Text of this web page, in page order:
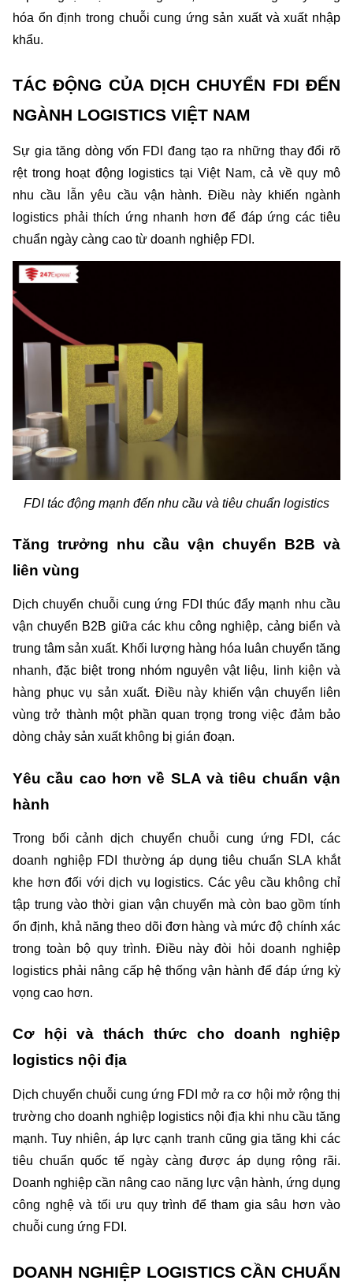
hóa ổn định trong chuỗi cung ứng sản xuất và xuất nhập
khẩu.
TÁC ĐỘNG CỦA DỊCH CHUYỂN FDI ĐẾN
NGÀNH LOGISTICS VIỆT NAM
Sự gia tăng dòng vốn FDI đang tạo ra những thay đổi rõ
rệt trong hoạt động logistics tại Việt Nam, cả về quy mô
nhu cầu lẫn yêu cầu vận hành. Điều này khiến ngành
logistics phải thích ứng nhanh hơn để đáp ứng các tiêu
chuẩn ngày càng cao từ doanh nghiệp FDI.
FDI tác động mạnh đến nhu cầu và tiêu chuẩn logistics
Tăng trưởng nhu cầu vận chuyển B2B và
liên vùng
Dịch chuyển chuỗi cung ứng FDI thúc đẩy mạnh nhu cầu
vận chuyển B2B giữa các khu công nghiệp, cảng biển và
trung tâm sản xuất. Khối lượng hàng hóa luân chuyển tăng
nhanh, đặc biệt trong nhóm nguyên vật liệu, linh kiện và
hàng phục vụ sản xuất. Điều này khiến vận chuyển liên
vùng trở thành một phần quan trọng trong việc đảm bảo
dòng chảy sản xuất không bị gián đoạn.
Yêu cầu cao hơn về SLA và tiêu chuẩn vận
hành
Trong bối cảnh dịch chuyển chuỗi cung ứng FDI, các
doanh nghiệp FDI thường áp dụng tiêu chuẩn SLA khắt
khe hơn đối với dịch vụ logistics. Các yêu cầu không chỉ
tập trung vào thời gian vận chuyển mà còn bao gồm tính
ổn định, khả năng theo dõi đơn hàng và mức độ chính xác
trong toàn bộ quy trình. Điều này đòi hỏi doanh nghiệp
logistics phải nâng cấp hệ thống vận hành để đáp ứng kỳ
vọng cao hơn.
Cơ hội và thách thức cho doanh nghiệp
logistics nội địa
Dịch chuyển chuỗi cung ứng FDI mở ra cơ hội mở rộng thị
trường cho doanh nghiệp logistics nội địa khi nhu cầu tăng
mạnh. Tuy nhiên, áp lực cạnh tranh cũng gia tăng khi các
tiêu chuẩn quốc tế ngày càng được áp dụng rộng rãi.
Doanh nghiệp cần nâng cao năng lực vận hành, ứng dụng
công nghệ và tối ưu quy trình để tham gia sâu hơn vào
chuỗi cung ứng FDI.
DOANH NGHIỆP LOGISTICS CẦN CHUẨN